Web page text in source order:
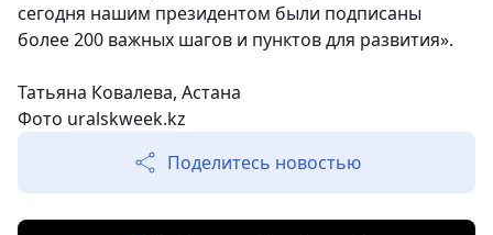
сегодня нашим президентом были подписаны
более 200 важных шагов и пунктов для развития».
Татьяна Ковалева, Астана
Фото uralskweek.kz
Поделитесь новостью